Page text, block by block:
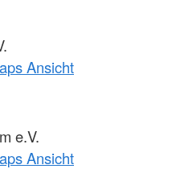
Ansicht
e.V.
Ansicht